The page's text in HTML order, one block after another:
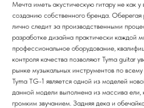
Мечта иметь акустическую гитару не как у
созданию собственного бренда.
лично следит за производственными
разработке дизайна практически каждой
профессиональное оборудование,
контроля качества позволяют Tyma guitar
рынке музыкальных инструментов по
Tyma TG-1 является одной из моделей
данной модели выполнена из массива ели,
громким звучанием. Задняя дека и